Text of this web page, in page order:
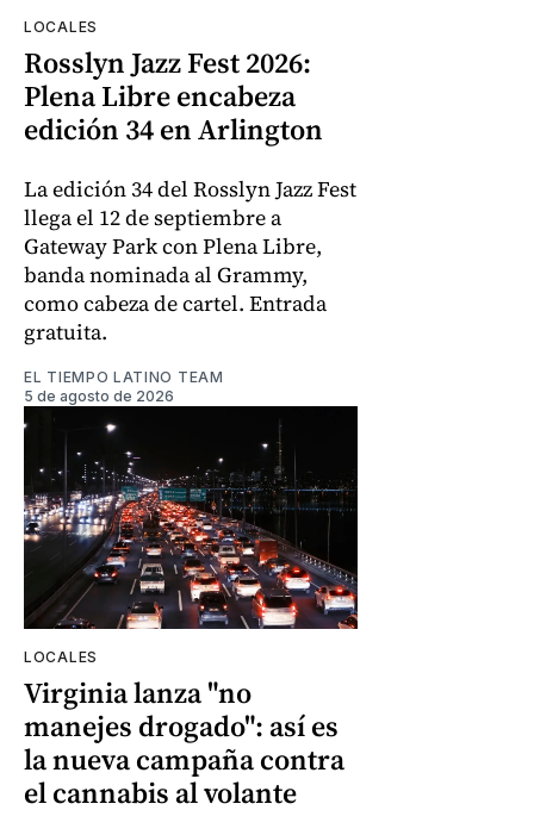
LOCALES
Rosslyn Jazz Fest 2026:
Plena Libre encabeza
edición 34 en Arlington
La edición 34 del Rosslyn Jazz Fest
llega el 12 de septiembre a
Gateway Park con Plena Libre,
banda nominada al Grammy,
como cabeza de cartel. Entrada
gratuita.
EL TIEMPO LATINO TEAM
5 de agosto de 2026
LOCALES
Virginia lanza "no
manejes drogado": así es
la nueva campaña contra
el cannabis al volante